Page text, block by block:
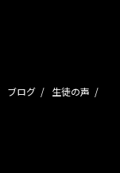
ブログ
生徒の声